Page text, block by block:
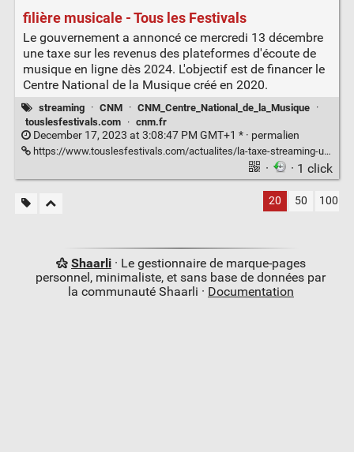
filière musicale - Tous les Festivals
Le gouvernement a annoncé ce mercredi 13 décembre
une taxe sur les revenus des plateformes d'écoute de
musique en ligne dès 2024. L'objectif est de financer le
Centre National de la Musique créé en 2020.
streaming · CNM · CNM_Centre_National_de_la_Musique ·
touslesfestivals.com
· cnm.fr
December 17, 2023 at 3:08:47 PM GMT+1 * · permalien
https://www.touslesfestivals.com/actualites/la-taxe-streaming-une-bonne-nouvelle-qui-devrait-rapporter-15-millions-deuros-en-2024-a-la-filiere-musicale-171223
· · 1 click
20 50 100
Shaarli· Le gestionnaire de marque-pages
personnel, minimaliste, et sans base de données par
la communauté Shaarli · Documentation